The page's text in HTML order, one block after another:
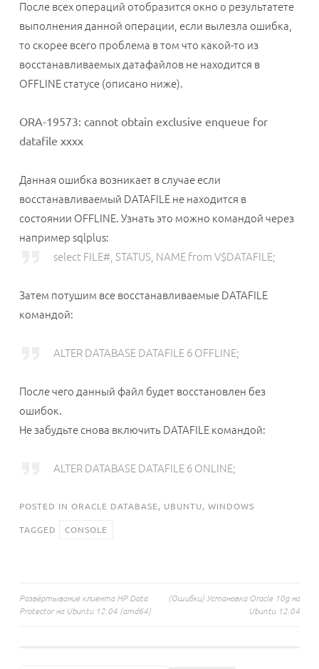
После всех операций отобразится окно о результатете
выполнения данной операции, если вылезла ошибка,
то скорее всего проблема в том что какой-то из
восстанавливаемых датафайлов не находится в
OFFLINE статусе (описано ниже).
ORA-19573: cannot obtain exclusive enqueue for
datafile xxxx
Данная ошибка возникает в случае если
восстанавливаемый DATAFILE не находится в
состоянии OFFLINE. Узнать это можно командой через
например sqlplus:
select FILE#, STATUS, NAME from V$DATAFILE;
Затем потушим все восстанавливаемые DATAFILE
командой:
ALTER DATABASE DATAFILE 6 OFFLINE;
После чего данный файл будет восстановлен без
ошибок.
Не забудьте снова включить DATAFILE командой:
ALTER DATABASE DATAFILE 6 ONLINE;
POSTED IN ORACLE DATABASE , UBUNTU, WINDOWS
TAGGED CONSOLE
Навигация
Развёртывание клиента HP Data
Protector на Ubuntu 12.04 (amd64)
(Ошибки) Установка Oracle 10g на
Ubuntu 12.04